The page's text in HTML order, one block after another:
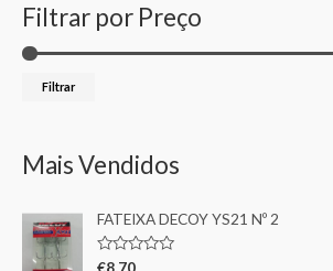
Filtrar por Preço
Filtrar
Mais Vendidos
FATEIXA DECOY YS21 Nº 2
A
€8,70